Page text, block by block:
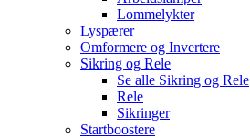
Lommelykter
Lyspærer
Omformere og Invertere
Sikring og Rele
Se alle Sikring og Rele
Rele
Sikringer
Startboostere